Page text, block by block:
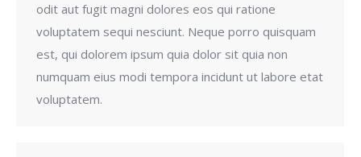
odit aut fugit magni dolores eos qui ratione
voluptatem sequi nesciunt. Neque porro quisquam
est, qui dolorem ipsum quia dolor sit quia non
numquam eius modi tempora incidunt ut labore etat
voluptatem.